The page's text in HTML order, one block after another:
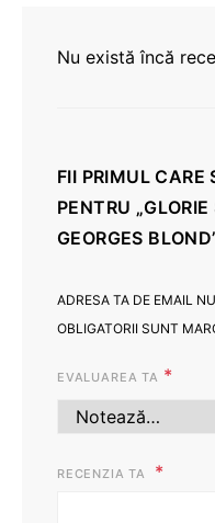
Nu există încă
FII PRIMUL CARE
PENTRU
GEORGES
ADRESA TA DE EMAIL
OBLIGATORII SUNT
EVALUAREA TA *
RECENZIA TA